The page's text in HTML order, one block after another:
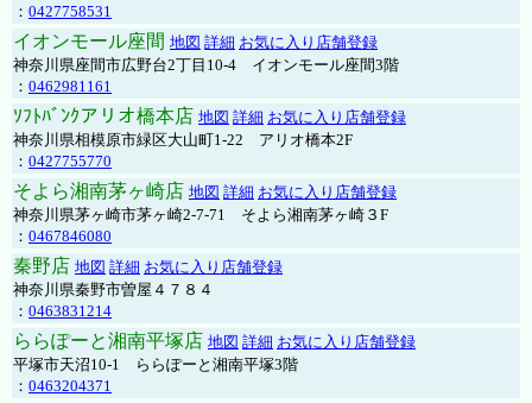
： 0427758531
イオンモール座間 地図 詳細 お気に入り店舗登録
神奈川県座間市広野台2丁目10-4 イオンモール座間3階
： 0462981161
ｿﾌﾄﾊﾞﾝｸアリオ橋本店 地図 詳細 お気に入り店舗登録
神奈川県相模原市緑区大山町1-22 アリオ橋本2F
： 0427755770
そよら湘南茅ヶ崎店 地図 詳細 お気に入り店舗登録
神奈川県茅ヶ崎市茅ヶ崎2‐7‐71 そよら湘南茅ヶ崎３F
： 0467846080
秦野店 地図 詳細 お気に入り店舗登録
神奈川県秦野市曽屋４７８４
： 0463831214
ららぽーと湘南平塚店 地図 詳細 お気に入り店舗登録
平塚市天沼10-1 ららぽーと湘南平塚3階
： 0463204371